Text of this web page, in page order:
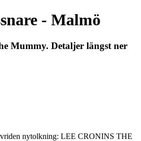
- Malmö
Mummy. Detaljer längst ner
nytolkning: LEE CRONINS THE